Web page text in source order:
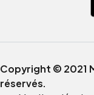
Copyright © 2021
réservés.